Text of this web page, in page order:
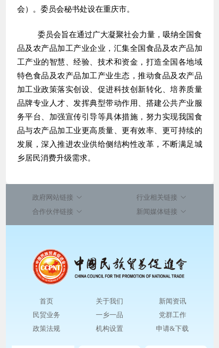
会）。委员会秘书处设在重庆市。
委员会旨在通过广大凝聚社会力量，吸纳全国食
品及农产品加工产业企业，汇集全国食品及农产品加
工产业的智慧、经验、技术和资金，打造全国各地域
特色食品及农产品加工产业生态，推动食品及农产品
加工业政策落实创设、促进科技创新转化、培养质量
品牌专业人才、发挥典型带动作用、搭建公共产业服
务平台、加强宣传引导等具体措施，努力实现我国食
品与农产品加工业更高质量、更有效率、更可持续的
发展，深入推进农业供给侧结构性改革，不断满足城
乡居民消费升级需求。
政府网站链接
行业相关链接
合作伙伴链接
新闻媒体链接
首页 关于我们
新闻资讯
民贸业务
一乡一品
党群工作
政策法规
机构设置 申请&下载